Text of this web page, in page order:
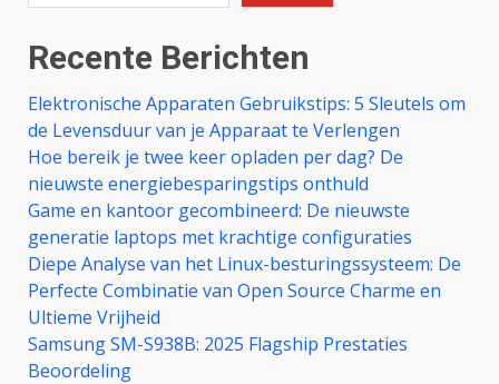
Recente Berichten
Elektronische Apparaten Gebruikstips: 5 Sleutels om
de Levensduur van je Apparaat te Verlengen
Hoe bereik je twee keer opladen per dag? De
nieuwste energiebesparingstips onthuld
Game en kantoor gecombineerd: De nieuwste
generatie laptops met krachtige configuraties
Diepe Analyse van het Linux-besturingssysteem: De
Perfecte Combinatie van Open Source Charme en
Ultieme Vrijheid
Samsung SM-S938B: 2025 Flagship Prestaties
Beoordeling